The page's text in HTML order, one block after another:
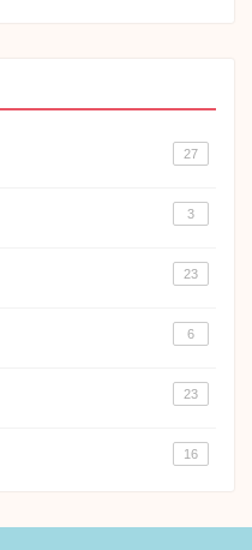
27
3
23
6
23
16